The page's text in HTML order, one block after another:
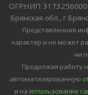
ОГРНИП
Брянская обл.,
Представленная
характер и не может
ни
Продолжая работу
автоматизированную
и на использование